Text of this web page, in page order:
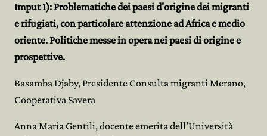
Imput 1): Problematiche dei paesi d'origine dei migranti
e rifugiati, con particolare attenzione ad Africa e medio
oriente. Politiche messe in opera nei paesi di origine e
prospettive.
Basamba Djaby, Presidente Consulta migranti Merano,
Cooperativa Savera
Anna Maria Gentili, docente emerita dell'Università